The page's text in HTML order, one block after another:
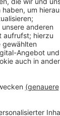
wegen
dem Willen
Wochen
Leistungen
im